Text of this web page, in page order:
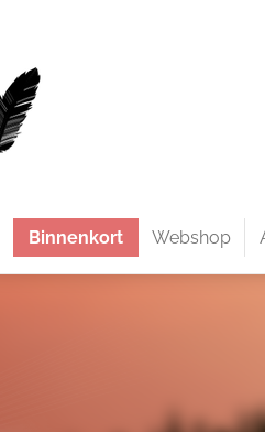
Binnenkort Webshop